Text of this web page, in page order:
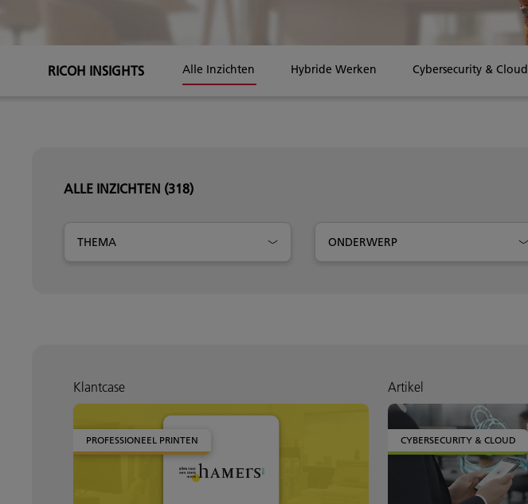
RICOH INSIGHTS Alle Inzichten Hybride Werken Cybersecurity & Cloud
ALLE INZICHTEN (318)
THEMA ONDERWERP
Klantcase
PROFESSIONEEL PRINTEN
Artikel
CYBERSECURITY & CLOUD